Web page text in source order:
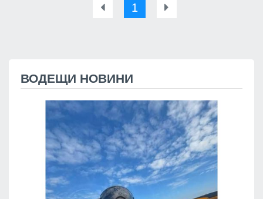
1
ВОДЕЩИ НОВИНИ